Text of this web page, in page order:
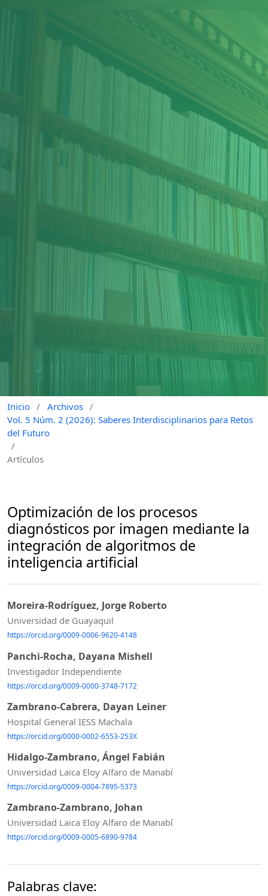
Inicio / Archivos /
Vol. 5 Núm. 2 (2026): Saberes Interdisciplinarios para Retos
del Futuro
/
Artículos
Optimización de los procesos
diagnósticos por imagen mediante la
integración de algoritmos de
inteligencia artificial
Moreira-Rodríguez, Jorge Roberto
Universidad de Guayaquil
https://orcid.org/0009-0006-9620-4148
Panchi-Rocha, Dayana Mishell
Investigador Independiente
https://orcid.org/0009-0000-3748-7172
Zambrano-Cabrera, Dayan Leiner
Hospital General IESS Machala
https://orcid.org/0000-0002-6553-253X
Hidalgo-Zambrano, Ángel Fabián
Universidad Laica Eloy Alfaro de Manabí
https://orcid.org/0009-0004-7895-5373
Zambrano-Zambrano, Johan
Universidad Laica Eloy Alfaro de Manabí
https://orcid.org/0009-0005-6890-9784
Palabras clave: